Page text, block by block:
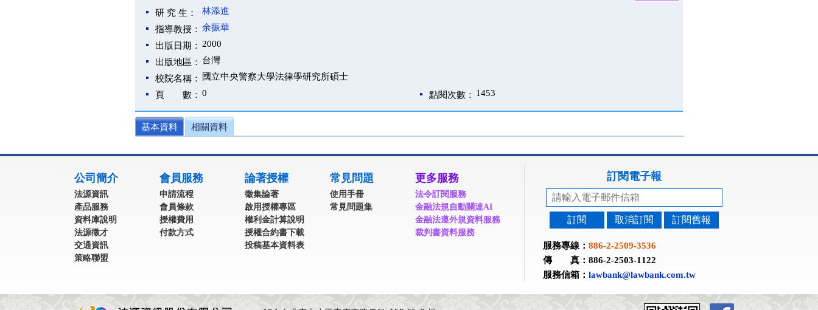
研 究 生：
林添進
指導教授： 余振華
出版日期： 2000
出版地區： 台灣
校院名稱：
國立中央警察大學法律學研究所碩士
頁 數： 0 點閱次數： 1453
基本資料 相關資料
公司簡介
法源資訊
產品服務
資料庫說明
法源徵才
交通資訊
策略聯盟
會員服務
申請流程
會員條款
授權費用
付款方式
論著授權
徵集論著
啟用授權專區
權利金計算說明
授權合約書下載
投稿基本資料表
常見問題
使用手冊
常見問題集
更多服務
法令訂閱服務
金融法規自動關連AI
金融法遵外規資料服務
裁判書資料服務
訂閱電子報
訂閱 取消訂閱 訂閱舊報
服務專線： 886-2-2509-3536
傳 真：886-2-2503-1122
服務信箱： lawbank@lawbank.com.tw